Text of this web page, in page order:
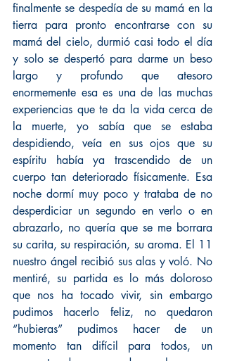
finalmente se despedía de su mamá en la
tierra para pronto encontrarse con su
mamá del cielo, durmió casi todo el día
y solo se despertó para darme un beso
largo y profundo que atesoro
enormemente esa es una de las muchas
experiencias que te da la vida cerca de
la muerte, yo sabía que se estaba
despidiendo, veía en sus ojos que su
espíritu había ya trascendido de un
cuerpo tan deteriorado físicamente. Esa
noche dormí muy poco y trataba de no
desperdiciar un segundo en verlo o en
abrazarlo, no quería que se me borrara
su carita, su respiración, su aroma. El 11
nuestro ángel recibió sus alas y voló. No
mentiré, su partida es lo más doloroso
que nos ha tocado vivir, sin embargo
pudimos hacerlo feliz, no quedaron
“hubieras” pudimos hacer de un
momento tan difícil para todos, un